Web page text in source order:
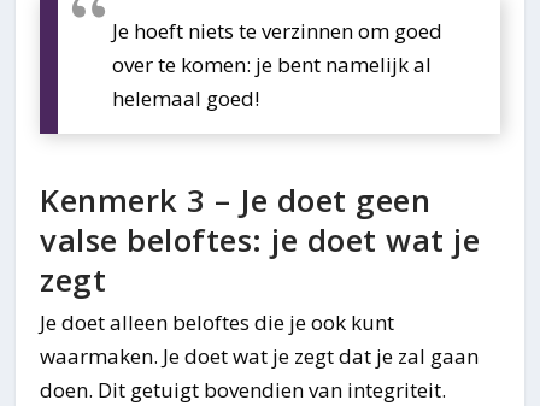
Je hoeft niets te verzinnen om goed
over te komen: je bent namelijk al
helemaal goed!
Kenmerk 3 – Je doet geen
valse beloftes: je doet wat je
zegt
Je doet alleen beloftes die je ook kunt
waarmaken. Je doet wat je zegt dat je zal gaan
doen. Dit getuigt bovendien van integriteit.